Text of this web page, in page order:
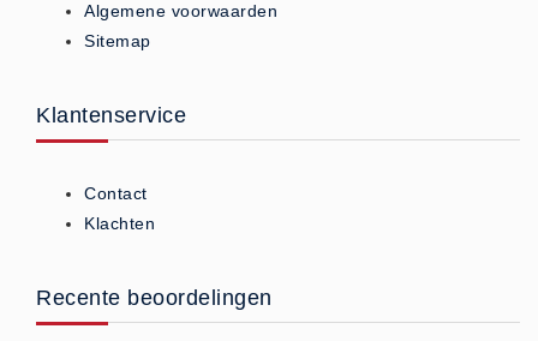
Algemene voorwaarden
Sitemap
Klantenservice
Contact
Klachten
Recente beoordelingen